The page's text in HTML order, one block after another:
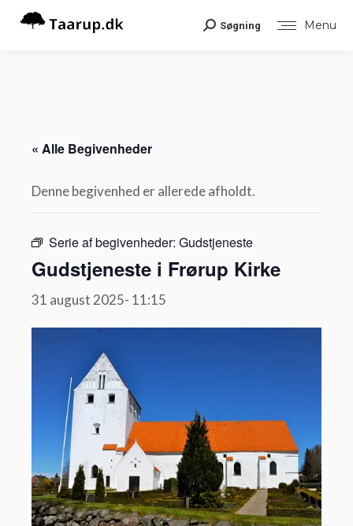
Menu
Search:
Søgning
« Alle Begivenheder
Denne begivenhed er allerede afholdt.
Serie af begivenheder: Gudstjeneste
Gudstjeneste i Frørup Kirke
31 august 2025- 11:15